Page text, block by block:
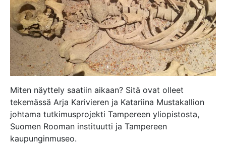
Miten näyttely saatiin aikaan? Sitä ovat olleet
tekemässä Arja Karivieren ja Katariina Mustakallion
johtama tutkimusprojekti Tampereen yliopistosta,
Suomen Rooman instituutti ja Tampereen
kaupunginmuseo.